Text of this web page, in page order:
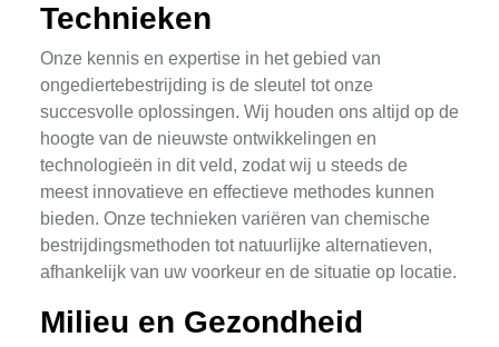
Technieken
Onze kennis en expertise in het gebied van
ongediertebestrijding is de sleutel tot onze
succesvolle oplossingen. Wij houden ons altijd op de
hoogte van de nieuwste ontwikkelingen en
technologieën in dit veld, zodat wij u steeds de
meest innovatieve en effectieve methodes kunnen
bieden. Onze technieken variëren van chemische
bestrijdingsmethoden tot natuurlijke alternatieven,
afhankelijk van uw voorkeur en de situatie op locatie.
Milieu en Gezondheid